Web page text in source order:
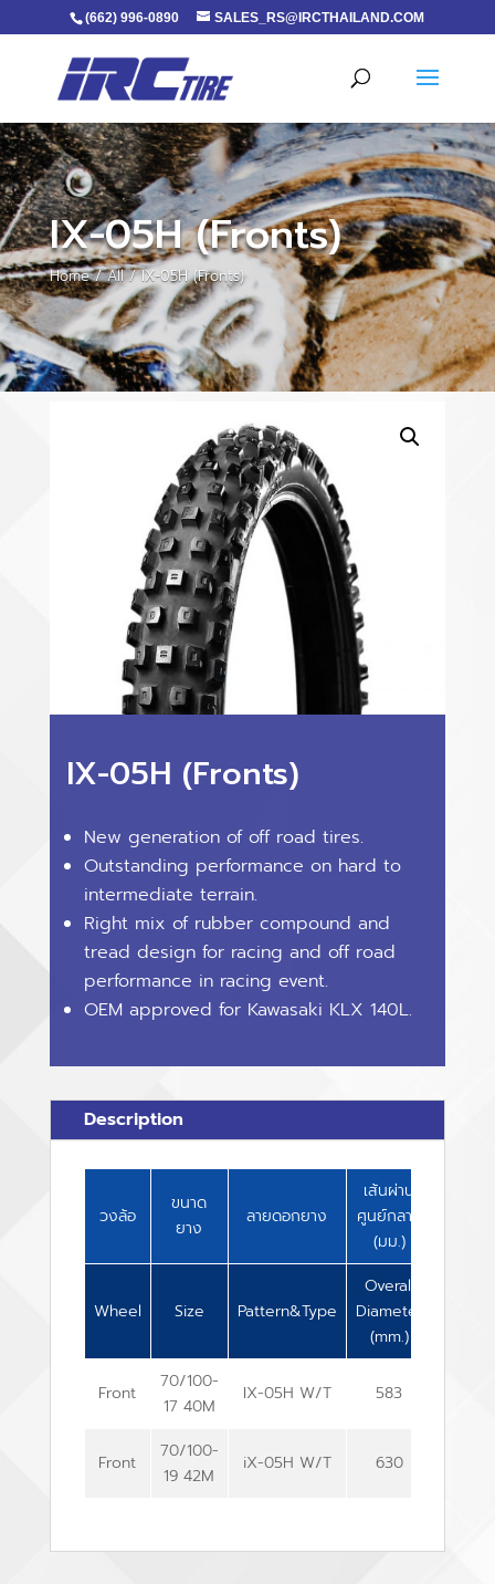
(662) 996-0890 SALES_RS@IRCTHAILAND.COM
IX-05H (Fronts)
Home/All/ IX-05H (Fronts)
IX-05H (Fronts)
New generation of off road tires.
Outstanding performance on hard to
intermediate terrain.
Right mix of rubber compound and
tread design for racing and off road
performance in racing event.
OEM approved for Kawasaki KLX 140L.
Description
วงล้อ
ขนาด
ยาง
ลายดอกยาง
เส้นผ่าน
ศูนย์กลาง
(มม.)
Wheel Size Pattern&Type
Overall
Diameter
(mm.)
Front
70/100-
17 40M
IX-05H W/T 583
Front
70/100-
19 42M
iX-05H W/T 630